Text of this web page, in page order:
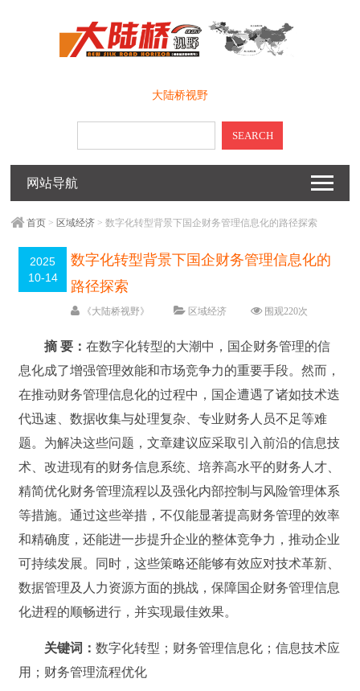
大陆桥视野
SEARCH
网站导航
首页 > 区域经济 > 数字化转型背景下国企财务管理信息化的路径探索
2025
10-14
数字化转型背景下国企财务管理信息化的
路径探索
《大陆桥视野》 区域经济 围观220次
字体： 大 中 小
摘 要：在数字化转型的大潮中，国企财务管理的信
息化成了增强管理效能和市场竞争力的重要手段。然而，
在推动财务管理信息化的过程中，国企遭遇了诸如技术迭
代迅速、数据收集与处理复杂、专业财务人员不足等难
题。为解决这些问题，文章建议应采取引入前沿的信息技
术、改进现有的财务信息系统、培养高水平的财务人才、
精简优化财务管理流程以及强化内部控制与风险管理体系
等措施。通过这些举措，不仅能显著提高财务管理的效率
和精确度，还能进一步提升企业的整体竞争力，推动企业
可持续发展。同时，这些策略还能够有效应对技术革新、
数据管理及人力资源方面的挑战，保障国企财务管理信息
化进程的顺畅进行，并实现最佳效果。
关键词：数字化转型；财务管理信息化；信息技术应
用；财务管理流程优化